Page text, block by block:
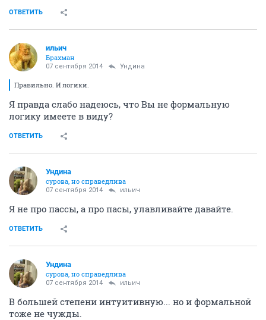
ОТВЕТИТЬ
ильич
Брахман
07 сентября 2014 Ундинa
Правильно. И логики.
Я правда слабо надеюсь, что Вы не формальную
логику имеете в виду?
ОТВЕТИТЬ
Ундинa
сурова, но справедлива
07 сентября 2014 ильич
Я не про пассы, а про пасы, улавливайте давайте.
ОТВЕТИТЬ
Ундинa
сурова, но справедлива
07 сентября 2014 ильич
В большей степени интуитивную... но и формальной
тоже не чужды.